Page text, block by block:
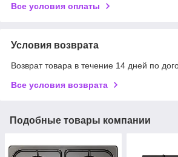
Все условия оплаты
Условия возврата
Возврат товара в течение 14 дней по
Все условия возврата
Подобные товары компании